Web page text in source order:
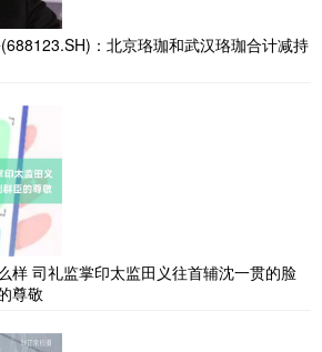
：北京珞珈和武汉珞珈合计减持
样 司礼监掌印太监田义往首辅沈一贯的脸
尊敬